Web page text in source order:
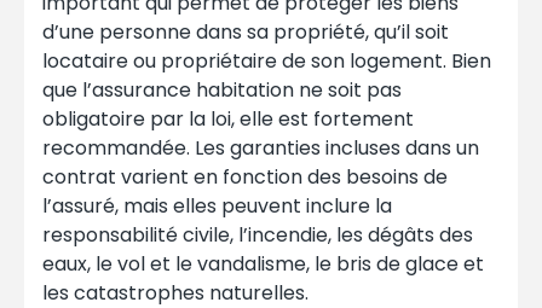
d’une personne dans sa propriété, qu’il soit
locataire ou propriétaire de son logement. Bien
que l’assurance habitation ne soit pas
obligatoire par la loi, elle est fortement
recommandée. Les garanties incluses dans un
contrat varient en fonction des besoins de
l’assuré, mais elles peuvent inclure la
responsabilité civile, l’incendie, les dégâts des
eaux, le vol et le vandalisme, le bris de glace et
les catastrophes naturelles.